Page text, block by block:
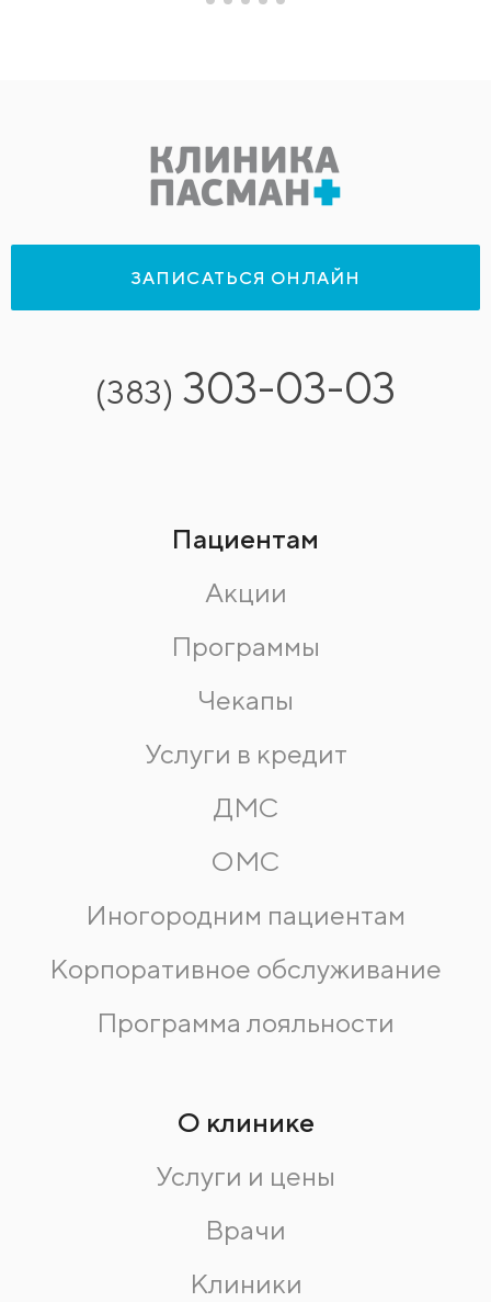
ЗАПИСАТЬСЯ ОНЛАЙН
(383) 303-03-03
Пациентам
Акции
Программы
Чекапы
Услуги в кредит
ДМС
ОМС
Иногородним пациентам
Корпоративное обслуживание
Программа лояльности
О клинике
Услуги и цены
Врачи
Клиники